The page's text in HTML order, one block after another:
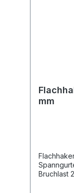
mm
Flachhaken
Bruchlast